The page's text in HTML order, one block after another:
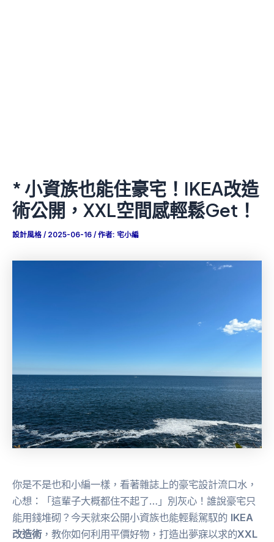
* 小資族也能住豪宅！IKEA改造
術公開，XXL空間感輕鬆Get！
設計風格 / 2025-06-16 / 作者: 宅小編
你是不是也和小編一樣，看著雜誌上的豪宅設計流口水，
心想：「這輩子大概都住不起了…」別灰心！誰說豪宅只
能用錢堆砌？今天就來公開小資族也能輕鬆駕馭的 IKEA
改造術，教你如何利用平價好物，打造出夢寐以求的XXL